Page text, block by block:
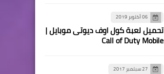
06 أكتوبر 2019
تحميل لعبة كول اوف ديوتى موبايل |
Call of Duty Mobile‏
27 سبتمبر 2017